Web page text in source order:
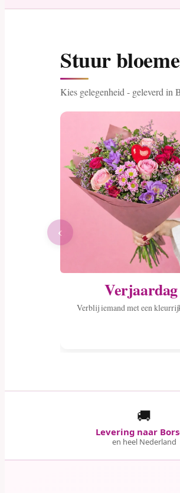
Stuur
Kies gelegenheid - geleverd in
Verjaardag
Verblij iemand met een
‹
🚚
Levering naar
en heel Nederland